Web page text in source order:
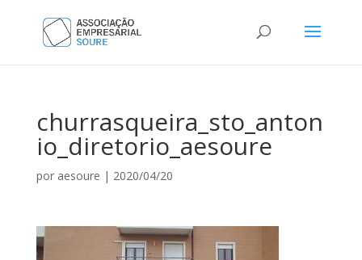
churrasqueira_sto_anton
io_diretorio_aesoure
por aesoure | 2020/04/20